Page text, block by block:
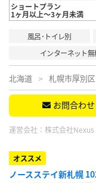
ショートプラン
1ヶ月以上～3ヶ月未満
風呂･トイレ別
インターネット無
北海道 札幌市厚別区
お問合わせ
運営会社： 株式会社Nexus
オススメ
ノースステイ新札幌